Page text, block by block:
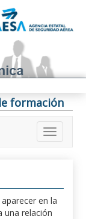
formación
en la
una relación